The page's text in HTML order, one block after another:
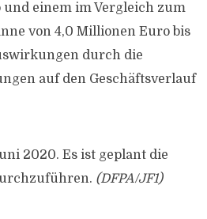
und einem im Vergleich zum
von 4,0 Millionen Euro bis
durch die
auf den Geschäftsverlauf
2020. Es ist geplant die
(DFPA/JF1)